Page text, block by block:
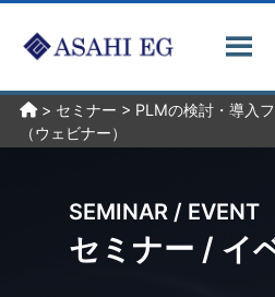
> セミナー > PLMの検討・導入
（ウェビナー）
SEMINAR / EVENT
セミナー / イ